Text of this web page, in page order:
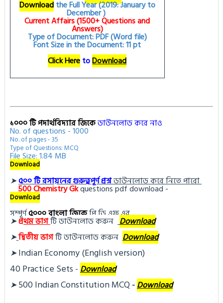
Downloadthe Full Year (2019: January to
December )
Current Affairs (1500+ Questions and
Answers)
Type of Document: PDF (Word file)
Font Size in the Document: 11 pt
Click HeretoDownload
১০০০ টি পদার্থবিদ্যার জিকেডাউনলোড করে নাও
No. of questions - 1000
No. of pages - 35
Type of Questions: MCQ
File Size: 1.84 MB
Download
➤৫০০ টি রসায়নের গুরুত্বপূর্ণ প্রশ্নডাউনলোড করে নিতে পারো
500Chemistry Gkquestions pdf download -
Download
সম্পূর্ণ৫০০০ বাংলা জিকেপি ডি এফ এর
➤প্রথম ভাগটি ডাউনলোড করুন Download
➤দ্বিতীয় ভাগটি ডাউনলোড করুন Download
➤Indian Economy (English version)
40 Practice Sets - Download
➤500 Indian Constitution MCQ- Download